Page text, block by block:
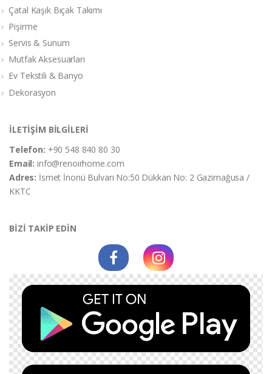
Çatal Kaşık Bıçak Takımı
Pişirme
Servis & Sunum
Mutfak Aksesuarları
Ev Tekstili & Banyo
Dekorasyon
İLETİŞİM BİLGİLERİ
Telefon: +90 548 840 80 30
Email:info@renoirhome.com
Adres: İsmet İnonü Bulvarı No:50 Dükkan No: 2 Gazimağusa /
KKTC
BİZİ TAKİP EDİN